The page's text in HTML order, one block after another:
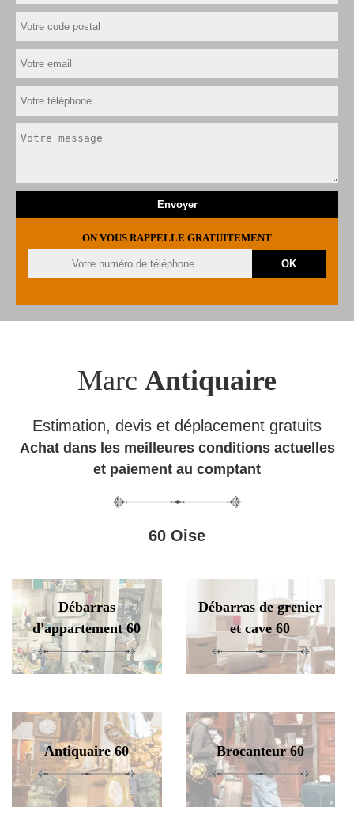
ON VOUS RAPPELLE GRATUITEMENT
Marc Antiquaire
Estimation, devis et déplacement gratuits
Achat dans les meilleures conditions actuelles
et paiement au comptant
60 Oise
Débarras
d'appartement 60
Débarras de grenier
et cave 60
Antiquaire 60 Brocanteur 60